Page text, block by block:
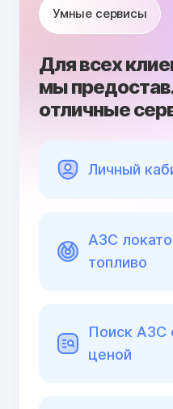
Умные сервисы
Для всех
мы
отличные
Личный
АЗС
топливо
Поиск АЗС
ценой